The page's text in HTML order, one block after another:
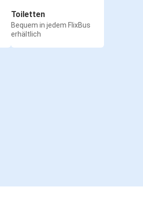
Toiletten
Bequem in jedem FlixBus
erhältlich